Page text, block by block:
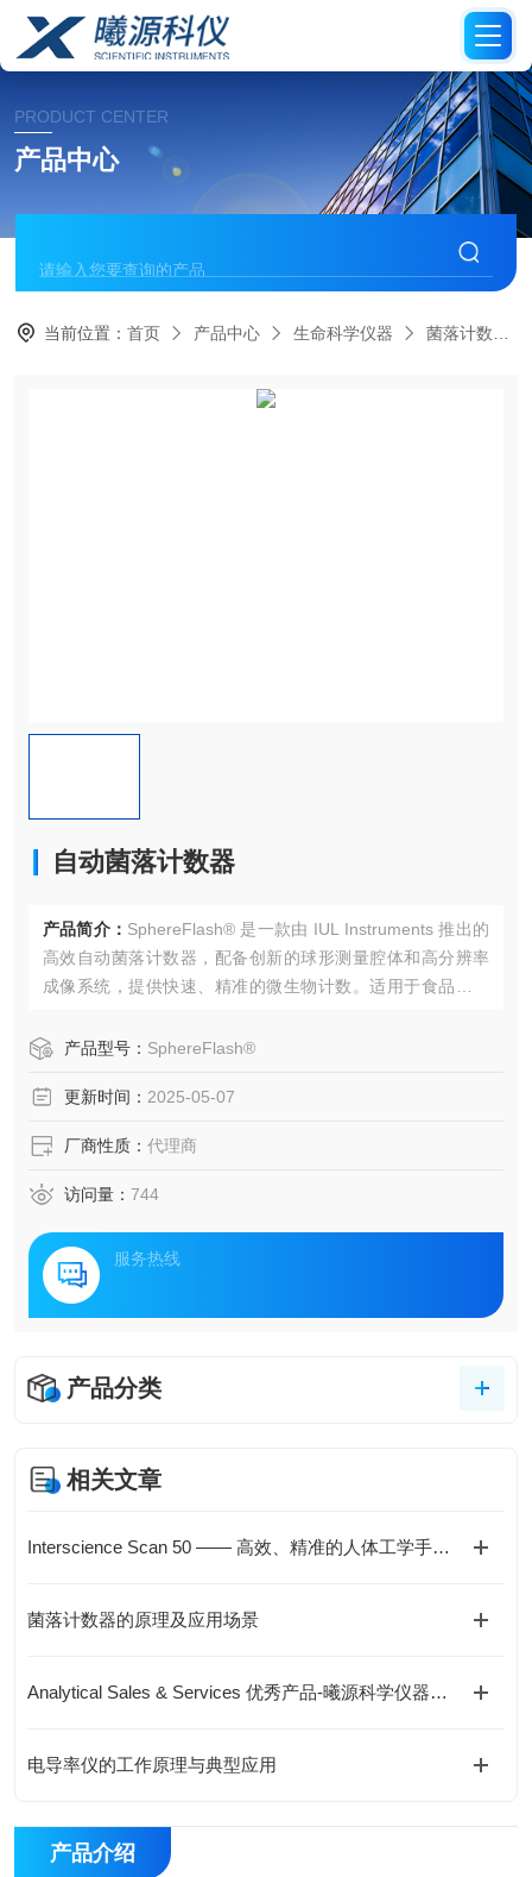
PRODUCT CENTER
产品中心
当前位置：首页 产品中心 生命科学仪器 菌落计数器
自动菌落计数器
产品简介： SphereFlash® 是一款由 IUL Instruments 推出的
高效自动菌落计数器，配备创新的球形测量腔体和高分辨率
成像系统，提供快速、精准的微生物计数。适用于食品、制
准确，符合国际认证标准。
产品型号： SphereFlash®
更新时间： 2025-05-07
厂商性质： 代理商
访问量： 744
服务热线
产品分类
相关文章
Interscience Scan 50 —— 高效、精准的人体工学手动菌落计数器
菌落计数器的原理及应用场景
Analytical Sales & Services 优秀产品-曦源科学仪器（上海）有限公司
电导率仪的工作原理与典型应用
产品介绍